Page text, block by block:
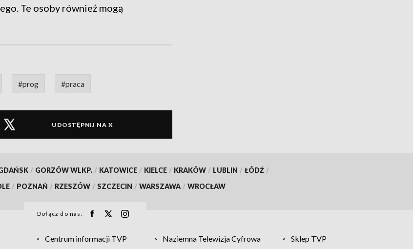
Te osoby również mogą
#prog #praca
UDOSTĘPNIJ NA X
/ GORZÓW WLKP. / KATOWICE / KIELCE / KRAKÓW / LUBLIN / ŁÓDŹ /
/ POZNAŃ / RZESZÓW / SZCZECIN / WARSZAWA / WROCŁAW
Dołącz do nas:
Centrum informacji TVP Naziemna Telewizja Cyfrowa
Sklep TVP